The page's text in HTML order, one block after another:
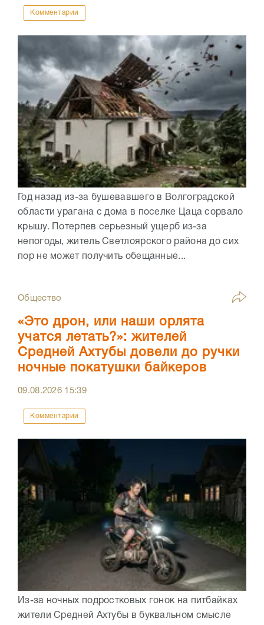
Комментарии
Год назад из-за бушевавшего в Волгоградской
области урагана с дома в поселке Цаца сорвало
крышу. Потерпев серьезный ущерб из-за
непогоды, житель Светлоярского района до сих
пор не может получить обещанные...
Общество
«Это дрон, или наши орлята
учатся летать?»: жителей
Средней Ахтубы довели до ручки
ночные покатушки байкеров
09.08.2026 15:39
Комментарии
Из-за ночных подростковых гонок на питбайках
жители Средней Ахтубы в буквальном смысле